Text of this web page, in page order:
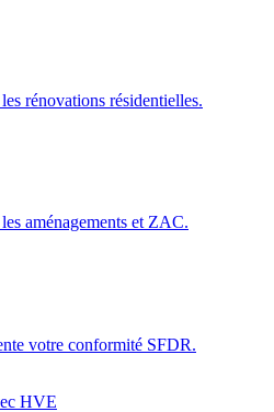
rénovations résidentielles.
aménagements et ZAC.
votre conformité SFDR.
HVE